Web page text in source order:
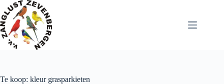
naar
de
inhoud
Te koop: kleur grasparkieten